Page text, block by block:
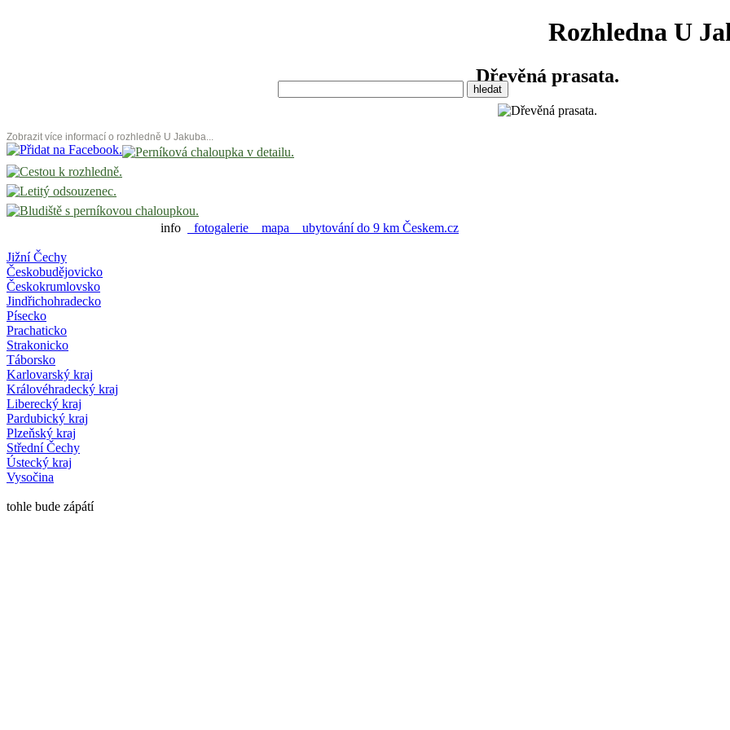
Rozhledna U
Dřevěná prasata.
Zobrazit více informací o rozhledně U Jakuba...
info fotogalerie mapa ubytování do 9 km Českem.cz
Jižní Čechy
Českobudějovicko
Českokrumlovsko
Jindřichohradecko
Písecko
Prachaticko
Strakonicko
Táborsko
Karlovarský kraj
Královéhradecký kraj
Liberecký kraj
Pardubický kraj
Plzeňský kraj
Střední Čechy
Ústecký kraj
Vysočina
tohle bude zápátí